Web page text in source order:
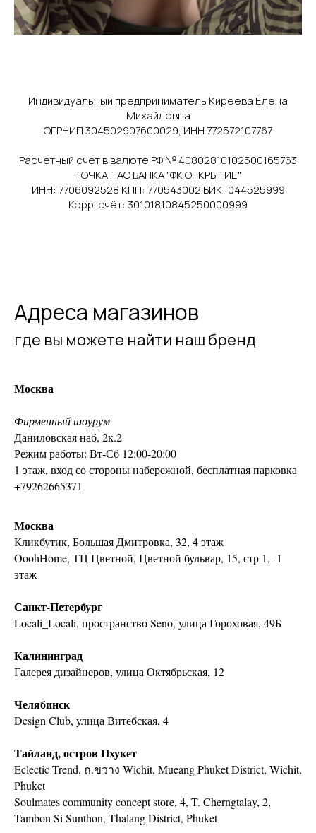
Индивидуальный предприниматель Киреева Елена
Михайловна
ОГРНИП 304502907600029, ИНН 772572107767
Расчетный счет в валюте РФ № 40802810102500165763
ТОЧКА ПАО БАНКА "ФК ОТКРЫТИЕ"
ИНН: 7706092528 КПП: 770543002 БИК: 044525999
Корр. счёт: 30101810845250000999
Адреса магазинов
где вы можете найти наш бренд
Москва
Фирменный шоурум
Даниловская наб, 2к.2
Режим работы: Вт-Сб 12:00-20:00
1 этаж, вход со стороны набережной, бесплатная парковка
+79262665371
Москва
Кликбутик, Большая Дмитровка, 32, 4 этаж
OoohHome, ТЦ Цветной, Цветной бульвар, 15, стр 1, -1
этаж
Санкт-Петербург
Locali_Locali, пространство Seno, улица Гороховая, 49Б
Калининград
Галерея дизайнеров, улица Октябрьская, 12
Челябинск
Design Club, улица Витебская, 4
Тайланд, остров Пхукет
Eclectic Trend, ถ.ขวาง Wichit, Mueang Phuket District, Wichit,
Phuket
Soulmates community concept store, 4, T. Cherngtalay, 2,
Tambon Si Sunthon, Thalang District, Phuket